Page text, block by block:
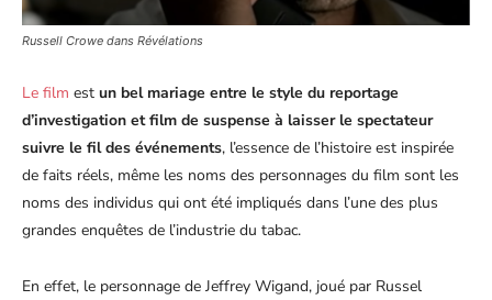
Russell Crowe dans Révélations
Le film est un bel mariage entre le style du reportage
d’investigation et film de suspense à laisser le spectateur
suivre le fil des événements, l’essence de l’histoire est inspirée
de faits réels, même les noms des personnages du film sont les
noms des individus qui ont été impliqués dans l’une des plus
grandes enquêtes de l’industrie du tabac.
En effet, le personnage de Jeffrey Wigand, joué par Russel